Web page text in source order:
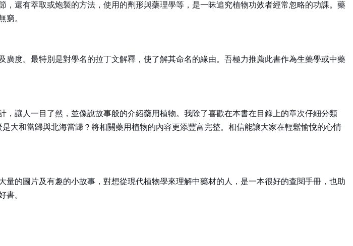
還有萃取或炮製的方法，使用的劑形與藥理學等，是一昧追究植物功效者經常忽略的功課。藥
窮。
度。最特別是對學名的拉丁文解釋，使了解其命名的緣由。吾極力推薦此書作為生藥學或中藥
讓人一目了然，並像說故事般的介紹藥用植物。我除了喜歡在本書在目錄上的章次仔細分類
大和當歸與北海當歸？將相關藥用植物的內容更添豐富完整。相信能讓大家在輕鬆愉悅的心情
的圖片及有趣的小故事，對想從現代植物學來理解中藥材的人，是一本很好的查閱手冊，也助
書。